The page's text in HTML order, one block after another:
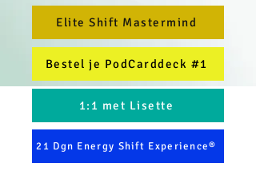
Elite Shift Mastermind
Bestel je PodCarddeck #1
1:1 met Lisette
21 Dgn Energy Shift Experience®